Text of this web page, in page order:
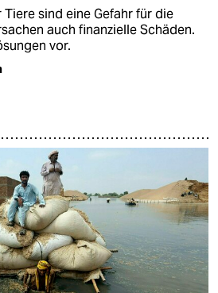
Tiere sind eine Gefahr für die
auch finanzielle Schäden.
vor.